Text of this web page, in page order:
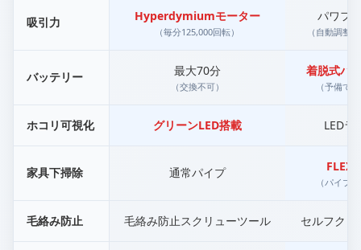
吸引力 Hyperdymiumモーター
（毎分125,000回転）
パワフ
（自動調整
バッテリー 最大70分
（交換不可）
着脱式バ
（予備で
ホコリ可視化 グリーンLED搭載 LEDラ
家具下掃除 通常パイプ FLEX
（パイプ
毛絡み防止 毛絡み防止スクリューツール セルフクリ